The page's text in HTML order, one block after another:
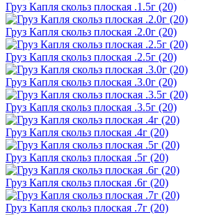
Груз Капля скольз плоская .1.5г (20)
Груз Капля скольз плоская .2.0г (20)
Груз Капля скольз плоская .2.5г (20)
Груз Капля скольз плоская .3.0г (20)
Груз Капля скольз плоская .3.5г (20)
Груз Капля скольз плоская .4г (20)
Груз Капля скольз плоская .5г (20)
Груз Капля скольз плоская .6г (20)
Груз Капля скольз плоская .7г (20)